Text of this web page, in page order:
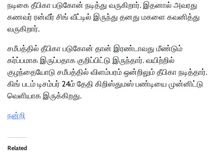
நடிகை தீபிகா படுகோன் நடித்து வருகிறார். இதனால் அவரது
கணவர் ரன்வீர் சிங் வீட்டில் இருந்து தனது மகளை கவனித்து
வருகிறார்.
சமீபத்தில் தீபிகா படுகோன் தான் இரண்டாவது மீண்டும்
கர்ப்பமாக இருப்பதாக குறிப்பிட்டு இருந்தார். வயிற்றில்
குழந்தையோடு சமீபத்தில் விளம்பரம் ஒன்றிலும் தீபிகா நடித்தார்.
கிங் படம் டிசம்பர் 24ம் தேதி கிறிஸ்துமஸ் பண்டியை முன்னிட்டு
வெளியாக இருக்கிறது.
நன்றி
Related